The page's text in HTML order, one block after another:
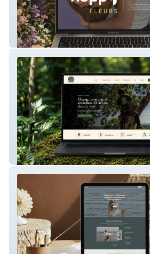
Happy Fleurs – Création de site vitrine
Treelife – Site internet pour un élagueur